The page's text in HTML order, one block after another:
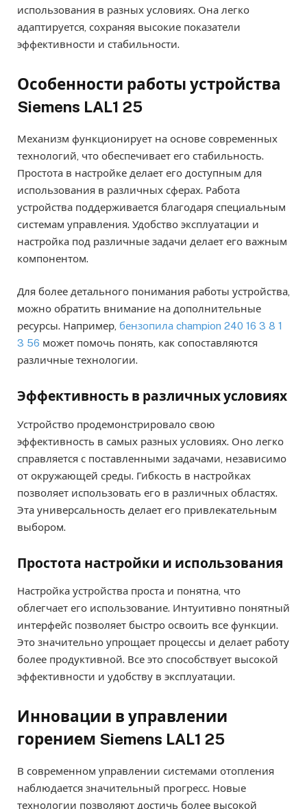
использования в разных условиях. Она легко
адаптируется, сохраняя высокие показатели
эффективности и стабильности.
Особенности работы устройства
Siemens LAL1 25
Механизм функционирует на основе современных
технологий, что обеспечивает его стабильность.
Простота в настройке делает его доступным для
использования в различных сферах. Работа
устройства поддерживается благодаря специальным
системам управления. Удобство эксплуатации и
настройка под различные задачи делает его важным
компонентом.
Для более детального понимания работы устройства,
можно обратить внимание на дополнительные
ресурсы. Например, бензопила champion 240 16 3 8 1
3 56 может помочь понять, как сопоставляются
различные технологии.
Эффективность в различных условиях
Устройство продемонстрировало свою
эффективность в самых разных условиях. Оно легко
справляется с поставленными задачами, независимо
от окружающей среды. Гибкость в настройках
позволяет использовать его в различных областях.
Эта универсальность делает его привлекательным
выбором.
Простота настройки и использования
Настройка устройства проста и понятна, что
облегчает его использование. Интуитивно понятный
интерфейс позволяет быстро освоить все функции.
Это значительно упрощает процессы и делает работу
более продуктивной. Все это способствует высокой
эффективности и удобству в эксплуатации.
Инновации в управлении
горением Siemens LAL1 25
В современном управлении системами отопления
наблюдается значительный прогресс. Новые
технологии позволяют достичь более высокой